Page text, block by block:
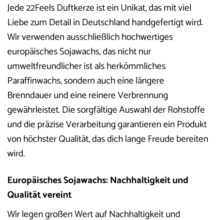
Jede 22Feels Duftkerze ist ein Unikat, das mit viel
Liebe zum Detail in Deutschland handgefertigt wird.
Wir verwenden ausschließlich hochwertiges
europäisches Sojawachs, das nicht nur
umweltfreundlicher ist als herkömmliches
Paraffinwachs, sondern auch eine längere
Brenndauer und eine reinere Verbrennung
gewährleistet. Die sorgfältige Auswahl der Rohstoffe
und die präzise Verarbeitung garantieren ein Produkt
von höchster Qualität, das dich lange Freude bereiten
wird.
Europäisches Sojawachs: Nachhaltigkeit und
Qualität vereint
Wir legen großen Wert auf Nachhaltigkeit und